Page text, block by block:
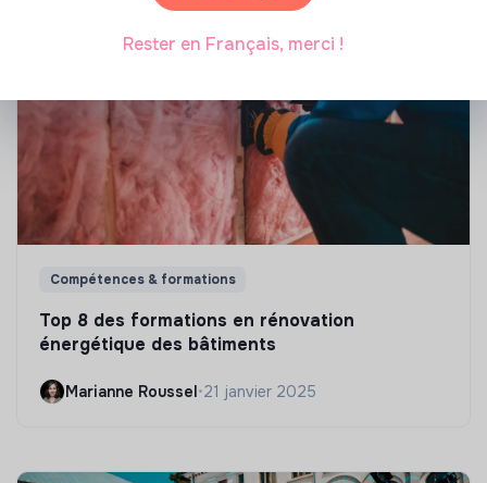
Compétences & formations
Top 8 des formations en rénovation
énergétique des bâtiments
Marianne Roussel•21 janvier 2025
Rester en Français, merci !